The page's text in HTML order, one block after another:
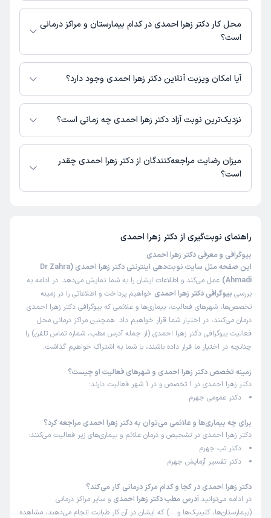
مطب خیابان 22 بهمن : 02154231877
محل کار دکتر زهرا احمدی در کدام بیمارستان و مراکز درمانی
است؟
اطلاعاتی درباره محل فعالیت دکتر زهرا احمدی در مراکز درمانی در دسترس
نیست.
آیا امکان ویزیت آنلاین دکتر زهرا احمدی وجود دارد؟
در حال حاضر اطلاعاتی درباره ارائه ویزیت آنلاین توسط دکتر زهرا احمدی در
دسترس نیست. برای دریافت اطلاعات دقیق‌تر، لطفاً با مطب تماس بگیرید.
نزدیک‌ترین نوبت آزاد دکتر زهرا احمدی چه زمانی است؟
زمان نوبت‌دهی و پذیرش بیماران با هماهنگی مطب مشخص می‌شود.
میزان رضایت مراجعه‌کنندگان از دکتر زهرا احمدی چقدر
است؟
راهنمای نوبت‌گیری از دکتر زهرا احمدی
بیوگرافی و معرفی دکتر زهرا احمدی
این صفحه مثل سایت نوبت‌دهی اینترنتی دکتر زهرا احمدی (Dr Zahra
Ahmadi) عمل می‌کند و اطلاعات ایشان را به شما نمایش می‌دهد. در ادامه به
بررسی بیوگرافی دکتر زهرا احمدی خواهیم پرداخت و اطلاعاتی را در زمینه
تخصص‌ها، شهرهای فعالیت، بیماری‌ها و علائمی که بیوگرافی دکتر زهرا احمدی
درمان می‌کنند، در اختیار شما قرار خواهیم داد. همچنین مراکز درمانی محل
فعالیت بیوگرافی دکتر زهرا احمدی (از جمله آدرس مطب، شماره تماس تلفن) را
چنانچه در اختیار ما قرار داده باشند، با شما به اشتراک خواهیم گذاشت.
زمینه تخصص دکتر زهرا احمدی و شهرهای فعالیت او چیست؟
دکتر زهرا احمدی در 1 تخصص و در 1 شهر فعالیت دارند:
دکتر عمومی جهرم
برای چه بیماری‌ها و علائمی می‌توان به دکتر زهرا احمدی مراجعه کرد؟
دکتر زهرا احمدی در تشخیص و درمان علائم و بیماری‌های زیر فعالیت می‌کنند:
دکتر تب جهرم
دکتر تفسیر آزمایش جهرم
دکتر زهرا احمدی در کجا و کدام مرکز درمانی کار می‌کند؟
در ادامه می‌توانید آدرس مطب دکتر زهرا احمدی و سایر مراکز درمانی
(بیمارستان‌ها، کلینیک‌ها و …) که ایشان در آن کار طبابت انجام می‌دهند، مشاهده